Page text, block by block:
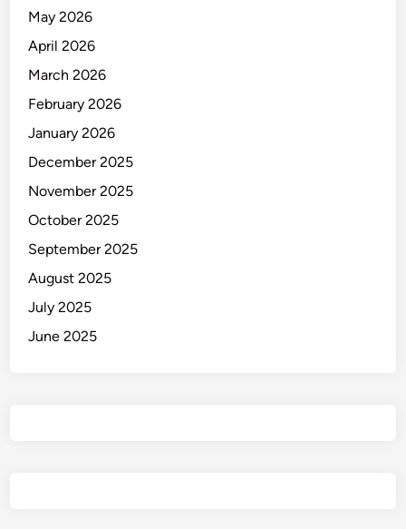
May 2026
April 2026
March 2026
February 2026
January 2026
December 2025
November 2025
October 2025
September 2025
August 2025
July 2025
June 2025